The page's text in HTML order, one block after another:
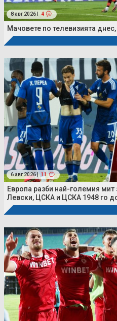
8 авг 2026 | 4
Мачовете по телевизията днес,
6 авг 2026 | 11
Европа разби най-големия
Левски, ЦСКА и ЦСКА 1948 го